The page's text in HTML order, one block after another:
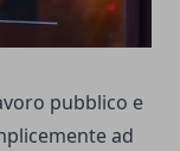
pubblico e
ad